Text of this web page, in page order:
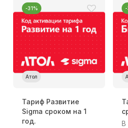
-31%
Атол
Тариф Развитие
Sigma сроком на 1
год.
В